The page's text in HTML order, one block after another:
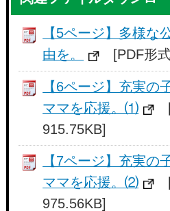
【5ページ】多様な
由を。
[PDF形
【6ページ】充実の
ママを応援。⑴
915.75KB]
【7ページ】充実の
ママを応援。⑵
975.56KB]